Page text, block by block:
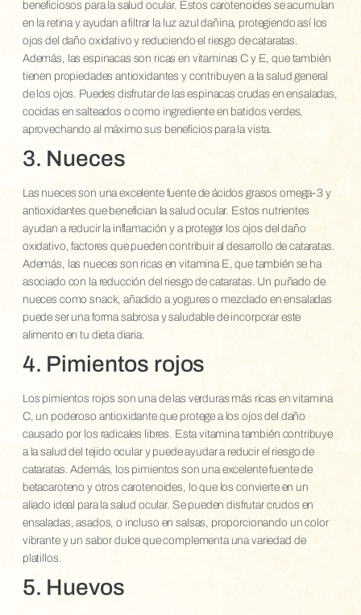
beneficiosos para la salud ocular. Estos carotenoides se acumulan
en la retina y ayudan a filtrar la luz azul dañina, protegiendo así los
ojos del daño oxidativo y reduciendo el riesgo de cataratas.
Además, las espinacas son ricas en vitaminas C y E, que también
tienen propiedades antioxidantes y contribuyen a la salud general
de los ojos. Puedes disfrutar de las espinacas crudas en ensaladas,
cocidas en salteados o como ingrediente en batidos verdes,
aprovechando al máximo sus beneficios para la vista.
3. Nueces
Las nueces son una excelente fuente de ácidos grasos omega-3 y
antioxidantes que benefician la salud ocular. Estos nutrientes
ayudan a reducir la inflamación y a proteger los ojos del daño
oxidativo, factores que pueden contribuir al desarrollo de cataratas.
Además, las nueces son ricas en vitamina E, que también se ha
asociado con la reducción del riesgo de cataratas. Un puñado de
nueces como snack, añadido a yogures o mezclado en ensaladas
puede ser una forma sabrosa y saludable de incorporar este
alimento en tu dieta diaria.
4. Pimientos rojos
Los pimientos rojos son una de las verduras más ricas en vitamina
C, un poderoso antioxidante que protege a los ojos del daño
causado por los radicales libres. Esta vitamina también contribuye
a la salud del tejido ocular y puede ayudar a reducir el riesgo de
cataratas. Además, los pimientos son una excelente fuente de
betacaroteno y otros carotenoides, lo que los convierte en un
aliado ideal para la salud ocular. Se pueden disfrutar crudos en
ensaladas, asados, o incluso en salsas, proporcionando un color
vibrante y un sabor dulce que complementa una variedad de
platillos.
5. Huevos